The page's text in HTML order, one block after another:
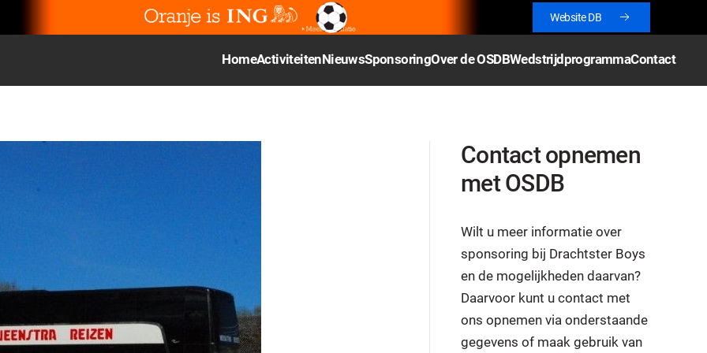
Website DB
HomeActiviteitenNieuwsSponsoringOver de OSDBWedstrijdprogrammaContact
Contact opnemen
met OSDB
Wilt u meer informatie over
sponsoring bij Drachtster Boys
en de mogelijkheden daarvan?
Daarvoor kunt u contact met
ons opnemen via onderstaande
gegevens of maak gebruik van